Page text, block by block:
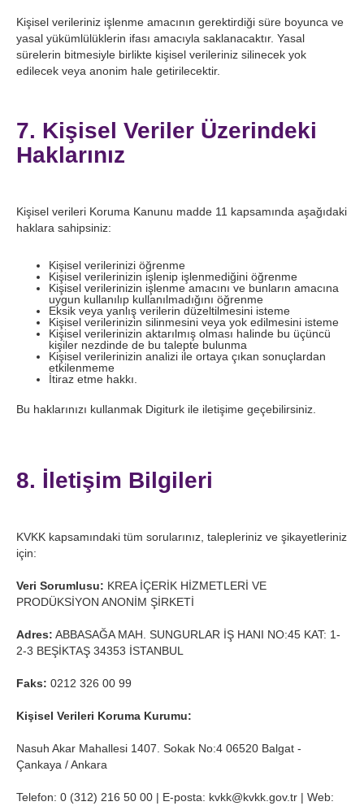
Kişisel verileriniz işlenme amacının gerektirdiği süre boyunca ve
yasal yükümlülüklerin ifası amacıyla saklanacaktır. Yasal
sürelerin bitmesiyle birlikte kişisel verileriniz silinecek yok
edilecek veya anonim hale getirilecektir.
7. Kişisel Veriler Üzerindeki
Haklarınız
Kişisel verileri Koruma Kanunu madde 11 kapsamında aşağıdaki
haklara sahipsiniz:
Kişisel verilerinizi öğrenme
Kişisel verilerinizin işlenip işlenmediğini öğrenme
Kişisel verilerinizin işlenme amacını ve bunların amacına
uygun kullanılıp kullanılmadığını öğrenme
Eksik veya yanlış verilerin düzeltilmesini isteme
Kişisel verilerinizin silinmesini veya yok edilmesini isteme
Kişisel verilerinizin aktarılmış olması halinde bu üçüncü
kişiler nezdinde de bu talepte bulunma
Kişisel verilerinizin analizi ile ortaya çıkan sonuçlardan
etkilenmeme
İtiraz etme hakkı.
Bu haklarınızı kullanmak Digiturk ile iletişime geçebilirsiniz.
8. İletişim Bilgileri
KVKK kapsamındaki tüm sorularınız, talepleriniz ve şikayetleriniz
için:
Veri Sorumlusu: KREA İÇERİK HİZMETLERİ VE
PRODÜKSİYON ANONİM ŞİRKETİ
Adres: ABBASAĞA MAH. SUNGURLAR İŞ HANI NO:45 KAT: 1-
2-3 BEŞİKTAŞ 34353 İSTANBUL
Faks: 0212 326 00 99
Kişisel Verileri Koruma Kurumu:
Nasuh Akar Mahallesi 1407. Sokak No:4 06520 Balgat -
Çankaya / Ankara
Telefon: 0 (312) 216 50 00 | E-posta: kvkk@kvkk.gov.tr | Web: